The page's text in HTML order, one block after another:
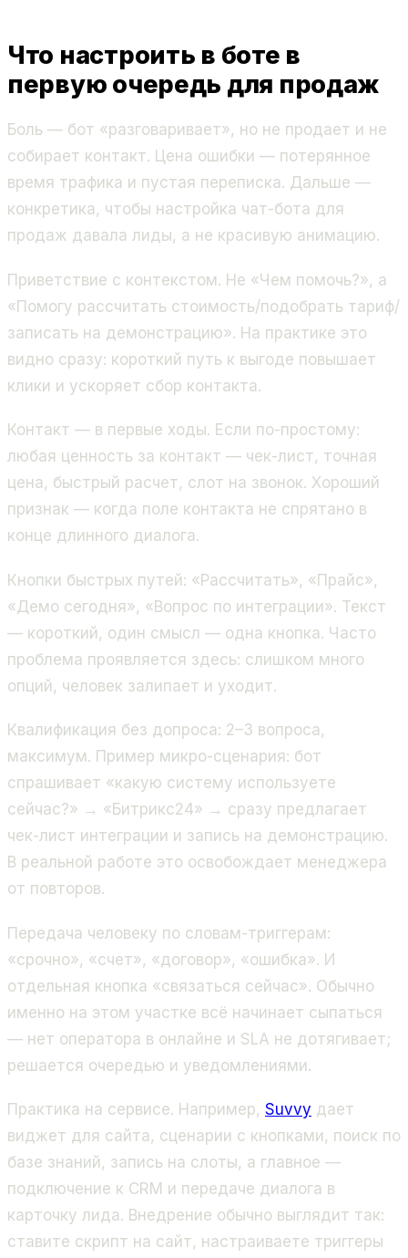
Что настроить в боте в
первую очередь для продаж
Боль — бот «разговаривает», но не продает и не
собирает контакт. Цена ошибки — потерянное
время трафика и пустая переписка. Дальше —
конкретика, чтобы настройка чат-бота для
продаж давала лиды, а не красивую анимацию.
Приветствие с контекстом. Не «Чем помочь?», а
«Помогу рассчитать стоимость/подобрать тариф/
записать на демонстрацию». На практике это
видно сразу: короткий путь к выгоде повышает
клики и ускоряет сбор контакта.
Контакт — в первые ходы. Если по-простому:
любая ценность за контакт — чек-лист, точная
цена, быстрый расчет, слот на звонок. Хороший
признак — когда поле контакта не спрятано в
конце длинного диалога.
Кнопки быстрых путей: «Рассчитать», «Прайс»,
«Демо сегодня», «Вопрос по интеграции». Текст
— короткий, один смысл — одна кнопка. Часто
проблема проявляется здесь: слишком много
опций, человек залипает и уходит.
Квалификация без допроса: 2–3 вопроса,
максимум. Пример микро-сценария: бот
спрашивает «какую систему используете
сейчас?» → «Битрикс24» → сразу предлагает
чек-лист интеграции и запись на демонстрацию.
В реальной работе это освобождает менеджера
от повторов.
Передача человеку по словам-триггерам:
«срочно», «счет», «договор», «ошибка». И
отдельная кнопка «связаться сейчас». Обычно
именно на этом участке всё начинает сыпаться
— нет оператора в онлайне и SLA не дотягивает;
решается очередью и уведомлениями.
Практика на сервисе. Например, Suvvy дает
виджет для сайта, сценарии с кнопками, поиск по
базе знаний, запись на слоты, а главное —
подключение к CRM и передаче диалога в
карточку лида. Внедрение обычно выглядит так:
ставите скрипт на сайт, настраиваете триггеры